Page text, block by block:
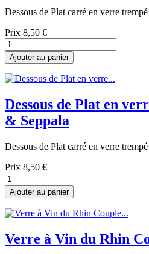
Dessous de Plat carré en verre
Prix 8,50 €
Ajouter au panier
Dessous de Plat en
& Seppala
Dessous de Plat carré en verre
Prix 8,50 €
Ajouter au panier
Verre à Vin du Rhin